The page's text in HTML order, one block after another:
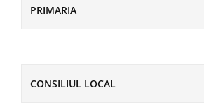
PRIMARIA
CONSILIUL LOCAL